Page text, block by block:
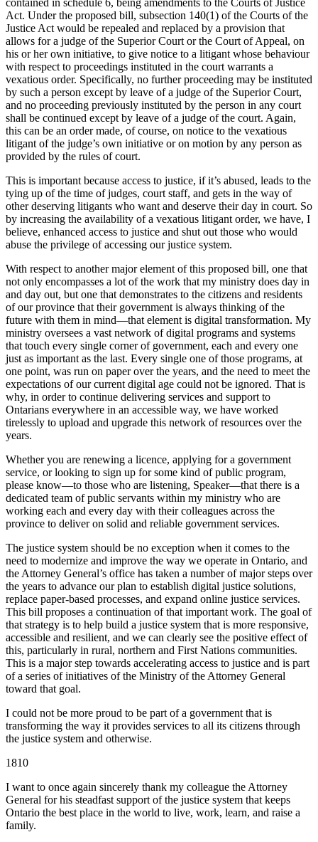
Act. Under the proposed bill, subsection 140(1) of the Courts of the
Justice Act would be repealed and replaced by a provision that
allows for a judge of the Superior Court or the Court of Appeal, on
his or her own initiative, to give notice to a litigant whose behaviour
with respect to proceedings instituted in the court warrants a
vexatious order. Specifically, no further proceeding may be instituted
by such a person except by leave of a judge of the Superior Court,
and no proceeding previously instituted by the person in any court
shall be continued except by leave of a judge of the court. Again,
this can be an order made, of course, on notice to the vexatious
litigant of the judge’s own initiative or on motion by any person as
provided by the rules of court.
This is important because access to justice, if it’s abused, leads to the
tying up of the time of judges, court staff, and gets in the way of
other deserving litigants who want and deserve their day in court. So
by increasing the availability of a vexatious litigant order, we have, I
believe, enhanced access to justice and shut out those who would
abuse the privilege of accessing our justice system.
With respect to another major element of this proposed bill, one that
not only encompasses a lot of the work that my ministry does day in
and day out, but one that demonstrates to the citizens and residents
of our province that their government is always thinking of the
future with them in mind—that element is digital transformation. My
ministry oversees a vast network of digital programs and systems
that touch every single corner of government, each and every one
just as important as the last. Every single one of those programs, at
one point, was run on paper over the years, and the need to meet the
expectations of our current digital age could not be ignored. That is
why, in order to continue delivering services and support to
Ontarians everywhere in an accessible way, we have worked
tirelessly to upload and upgrade this network of resources over the
years.
Whether you are renewing a licence, applying for a government
service, or looking to sign up for some kind of public program,
please know—to those who are listening, Speaker—that there is a
dedicated team of public servants within my ministry who are
working each and every day with their colleagues across the
province to deliver on solid and reliable government services.
The justice system should be no exception when it comes to the
need to modernize and improve the way we operate in Ontario, and
the Attorney General’s office has taken a number of major steps over
the years to advance our plan to establish digital justice solutions,
replace paper-based processes, and expand online justice services.
This bill proposes a continuation of that important work. The goal of
that strategy is to help build a justice system that is more responsive,
accessible and resilient, and we can clearly see the positive effect of
this, particularly in rural, northern and First Nations communities.
This is a major step towards accelerating access to justice and is part
of a series of initiatives of the Ministry of the Attorney General
toward that goal.
I could not be more proud to be part of a government that is
transforming the way it provides services to all its citizens through
the justice system and otherwise.
1810
I want to once again sincerely thank my colleague the Attorney
General for his steadfast support of the justice system that keeps
Ontario the best place in the world to live, work, learn, and raise a
family.